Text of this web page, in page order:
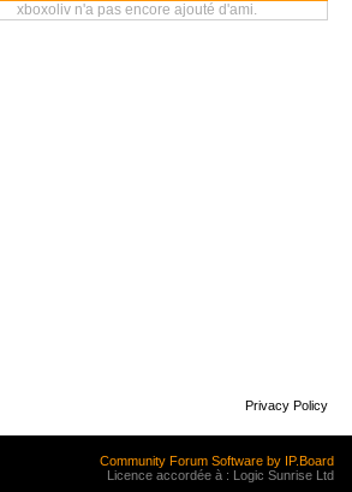
xboxoliv n'a pas encore ajouté d'ami.
Privacy Policy
Community Forum Software by IP.Board
Licence accordée à : Logic Sunrise Ltd